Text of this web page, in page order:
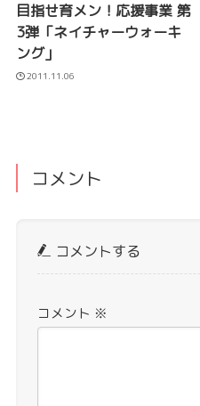
目指せ育メン！応援事業 第
3弾「ネイチャーウォーキ
ング」
2011.11.06
コメント
コメントする
コメント ※